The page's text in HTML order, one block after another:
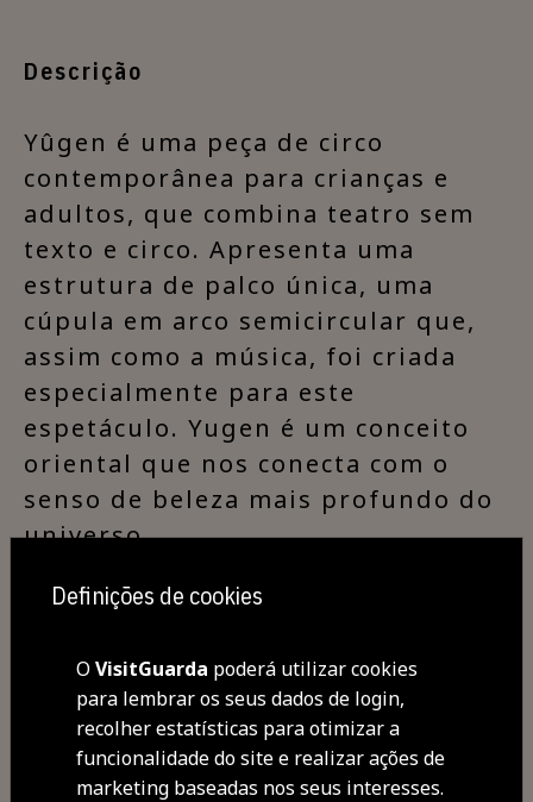
Descrição
​Yûgen é uma peça de circo
contemporânea para crianças e
adultos, que combina teatro sem
texto e circo. Apresenta uma
estrutura de palco única, uma
cúpula em arco semicircular que,
assim como a música, foi criada
especialmente para este
espetáculo. Yugen é um conceito
oriental que nos conecta com o
senso de beleza mais profundo do
universo.
sexta | Entrada gratuita I M6 I
Org: TMG/CMG/ASTA
+ Informação e Bilheteira
em:Teatro Municipal da Guarda
Definições de cookies
OVisitGuarda poderá utilizar cookies
para lembrar os seus dados de login,
recolher estatísticas para otimizar a
funcionalidade do site e realizar ações de
marketing baseadas nos seus interesses.